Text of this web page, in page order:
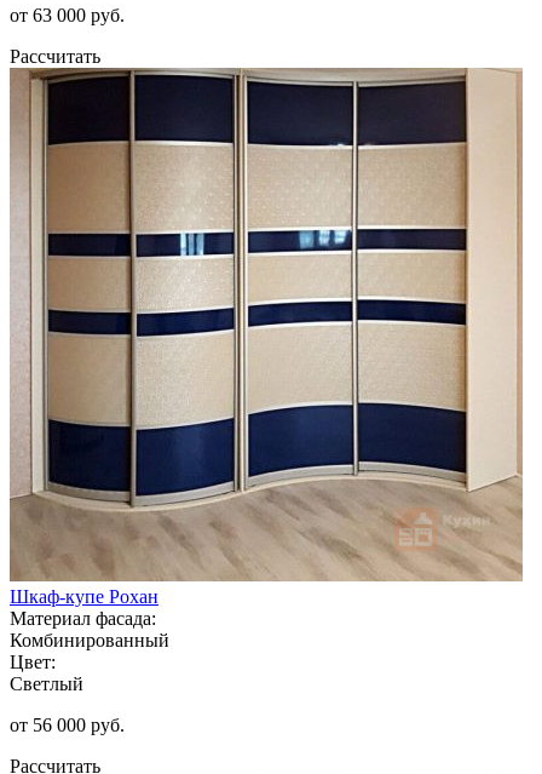
от 63 000 руб.
Рассчитать
Шкаф-купе Рохан
Материал фасада:
Комбинированный
Цвет:
Светлый
от 56 000 руб.
Рассчитать